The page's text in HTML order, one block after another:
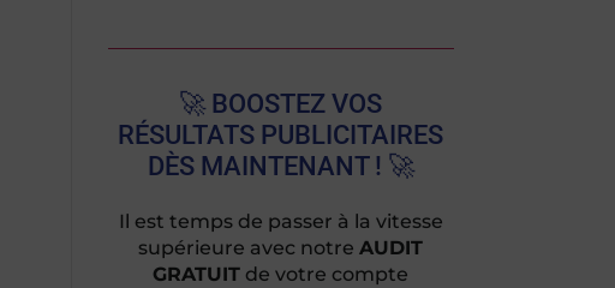
🚀 BOOSTEZ VOS
RÉSULTATS PUBLICITAIRES
DÈS MAINTENANT ! 🚀
Il est temps de passer à la vitesse
supérieure avec notreAUDIT
GRATUIT de votre compte